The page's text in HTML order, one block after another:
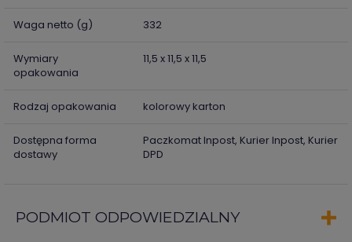
Waga netto (g) 332
Wymiary
opakowania
11,5 x 11,5 x 11,5
Rodzaj opakowania kolorowy karton
Dostępna forma
dostawy
Paczkomat Inpost, Kurier Inpost, Kurier
DPD
PODMIOT ODPOWIEDZIALNY